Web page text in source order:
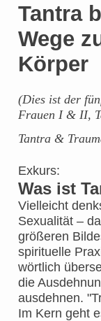
Tantra
Wege
Körper
(Dies ist der
Frauen I & II,
Tantra &
Exkurs:
Was ist
Vielleicht
Sexualität –
größeren
spirituelle
wörtlich
die
ausdehnen.
Im Kern geht